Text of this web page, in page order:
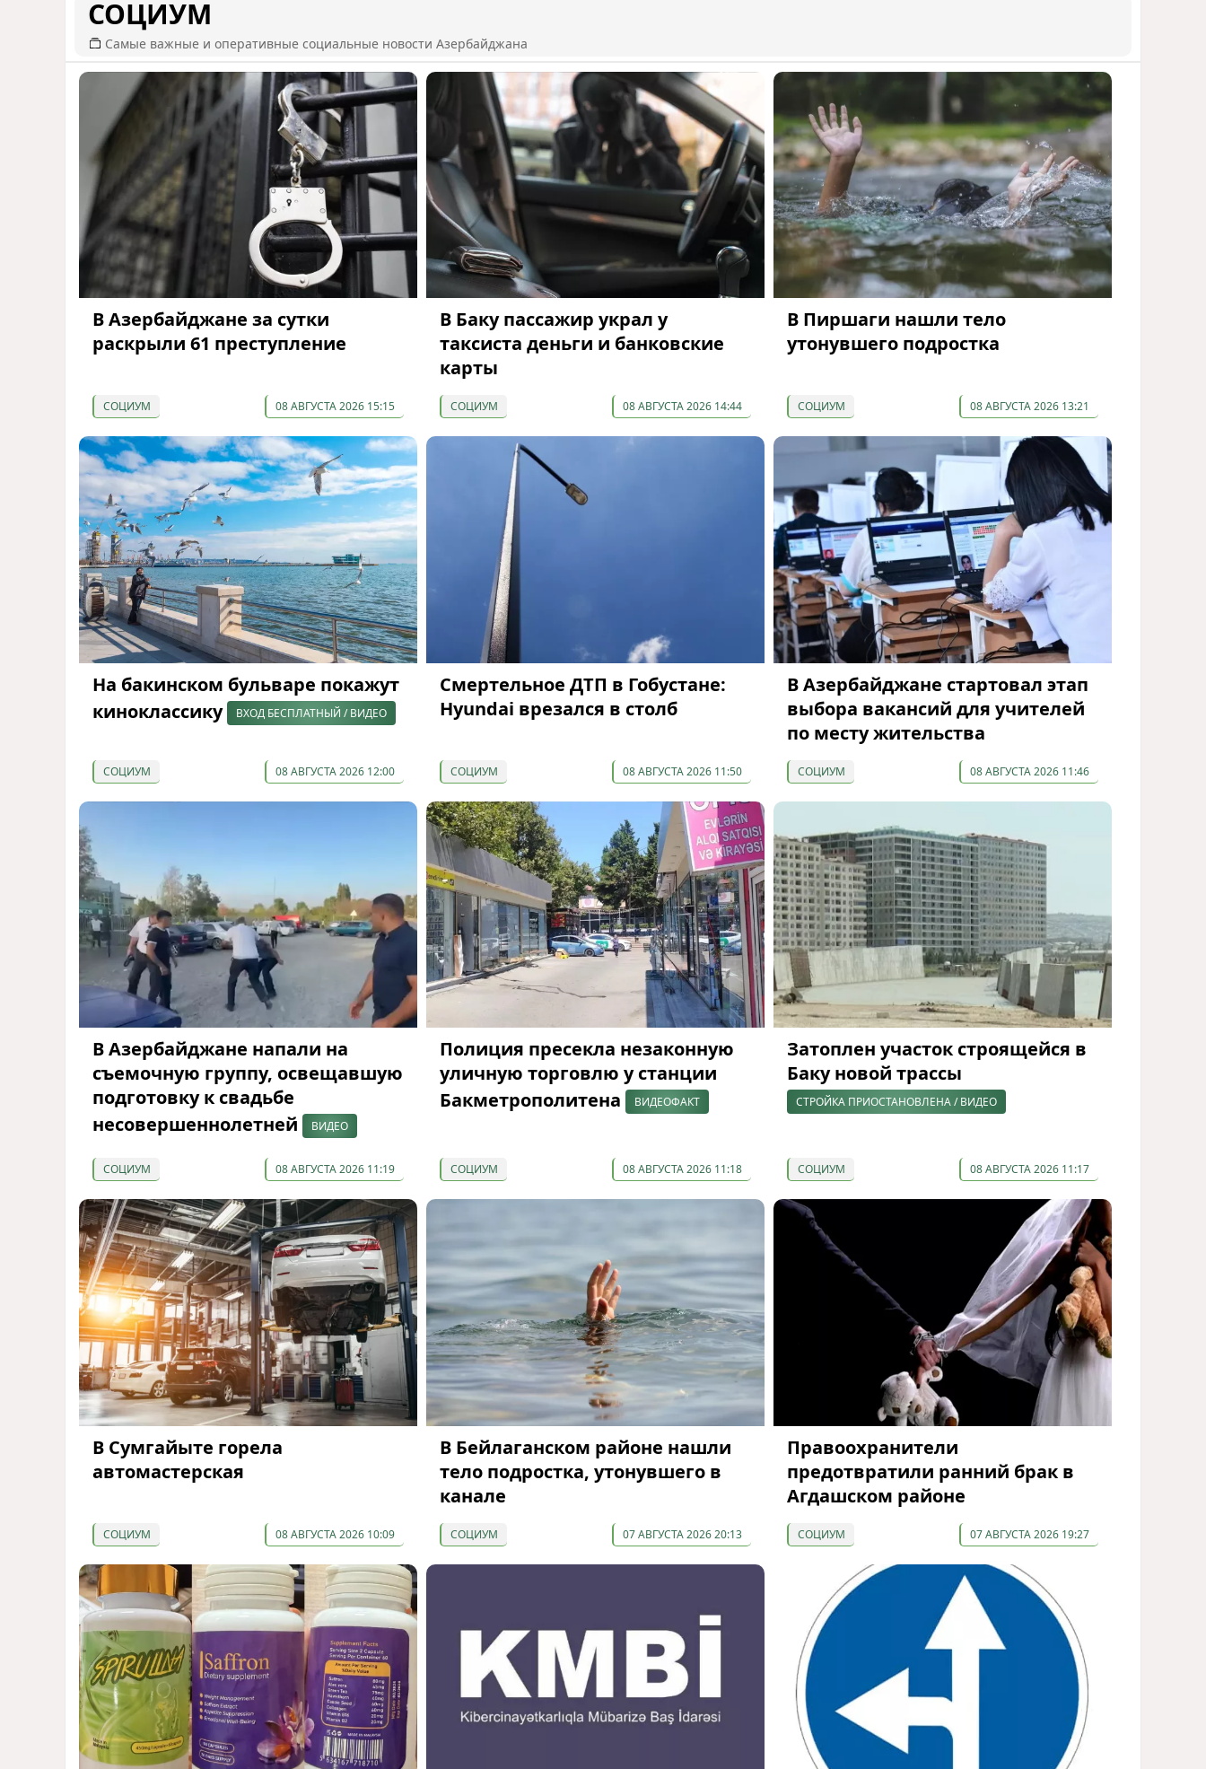
СОЦИУМ
Самые важные и оперативные социальные новости Азербайджана
В Азербайджане за сутки
раскрыли 61 преступление
СОЦИУМ 08 АВГУСТА 2026 15:15
В Баку пассажир украл у
таксиста деньги и банковские
карты
СОЦИУМ 08 АВГУСТА 2026 14:44
В Пиршаги нашли тело
утонувшего подростка
СОЦИУМ 08 АВГУСТА 2026 13:21
На бакинском бульваре покажут
киноклассику
ВХОД БЕСПЛАТНЫЙ / ВИДЕО
СОЦИУМ 08 АВГУСТА 2026 12:00
Смертельное ДТП в Гобустане:
Hyundai врезался в столб
СОЦИУМ 08 АВГУСТА 2026 11:50
В Азербайджане стартовал этап
выбора вакансий для учителей
по месту жительства
СОЦИУМ 08 АВГУСТА 2026 11:46
В Азербайджане напали на
съемочную группу, освещавшую
подготовку к свадьбе
несовершеннолетней
ВИДЕО
СОЦИУМ 08 АВГУСТА 2026 11:19
Полиция пресекла незаконную
уличную торговлю у станции
Бакметрополитена
ВИДЕОФАКТ
СОЦИУМ 08 АВГУСТА 2026 11:18
Затоплен участок строящейся в
Баку новой трассы
СТРОЙКА ПРИОСТАНОВЛЕНА / ВИДЕО
СОЦИУМ 08 АВГУСТА 2026 11:17
В Сумгайыте горела
автомастерская
СОЦИУМ 08 АВГУСТА 2026 10:09
В Бейлаганском районе нашли
тело подростка, утонувшего в
канале
СОЦИУМ 07 АВГУСТА 2026 20:13
Правоохранители
предотвратили ранний брак в
Агдашском районе
СОЦИУМ 07 АВГУСТА 2026 19:27